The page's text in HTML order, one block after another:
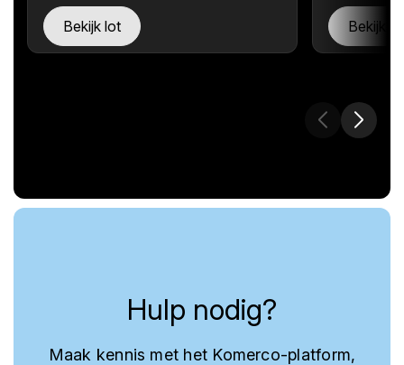
Bekijk lot Bekijk
Hulp nodig?
Maak kennis met het Komerco-platform,